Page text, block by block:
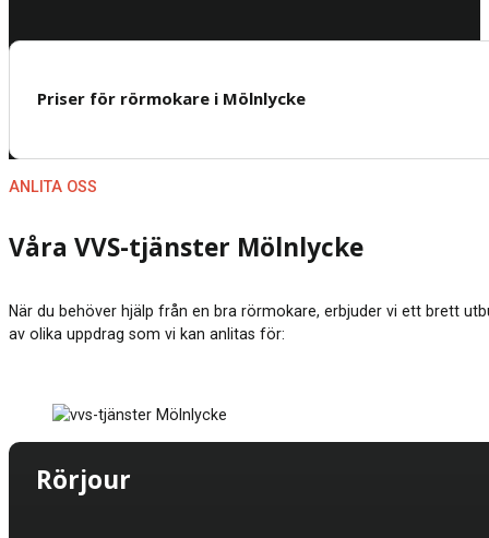
Priser för rörmokare i Mölnlycke
Våra VVS-tjänster Mölnlycke
När du behöver hjälp från en bra rörmokare, erbjuder vi ett brett
av olika uppdrag som vi kan anlitas för:
ANLITA OSS
Rörjour